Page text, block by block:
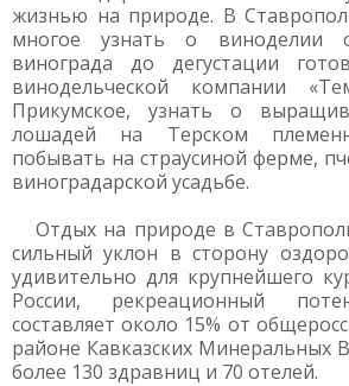
жизнью на природе. В
многое узнать о виноделии
винограда до дегустации
винодельческой компании
Прикумское, узнать о
лошадей на Терском
побывать на страусиной ферме,
виноградарской усадьбе.
Отдых на природе в
сильный уклон в сторону
удивительно для крупнейшего
России, рекреационный
составляет около 15% от
районе Кавказских Минеральных
более 130 здравниц и 70 отелей.